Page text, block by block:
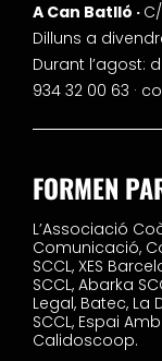
A Can Batlló ·
Dilluns a
Durant l’agost:
934 32 00 63 ·
FORMEN
L’Associació
Comunicació,
SCCL, XES
SCCL, Abarka
Legal, Batec, La
SCCL, Espai
Calidoscoop.